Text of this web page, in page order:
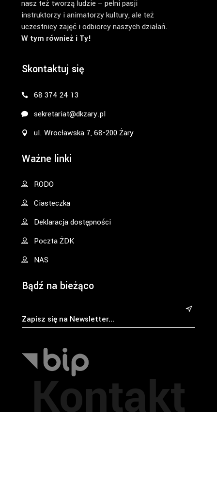
Kontakt
nasz też tworzą ludzie – pełni pasji
instruktorzy i animatorzy kultury, ale też
uczestnicy zajęć i odbiorcy naszych działań.
W tym również i Ty!
Skontaktuj się
68 374 24 13
sekretariat@dkzary.pl
ul. Wrocławska 7, 68-200 Żary
Ważne linki
RODO
Ciasteczka
Deklaracja dostępności
Poczta ŻDK
NAS
Bądź na bieżąco
&